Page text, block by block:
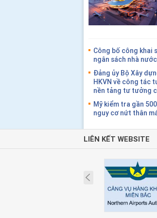
Công bố công khai
ngân sách nhà
Đảng ủy Bộ Xây
HKVN về công tác
nền tảng tư tưởng
Mỹ kiểm tra gần
nguy cơ nứt thân
LIÊN KẾT WEBSITE
Prev